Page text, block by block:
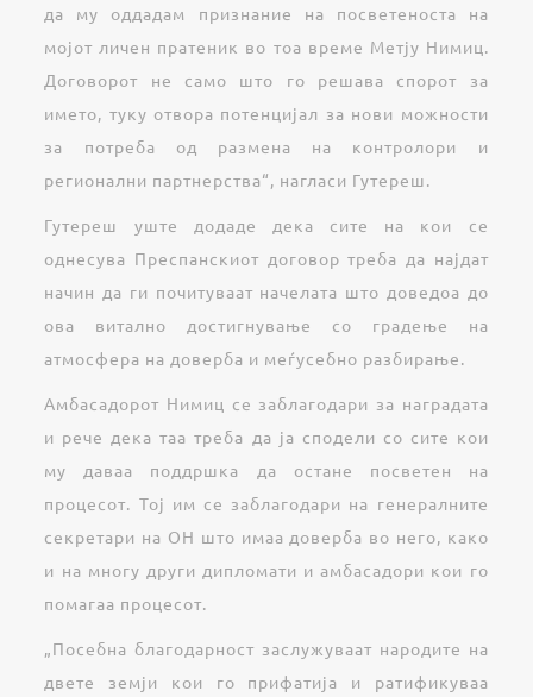
да му оддадам признание на посветеноста на
мојот личен пратеник во тоа време Метју Нимиц.
Договорот не само што го решава спорот за
името, туку отвора потенцијал за нови можности
за потреба од размена на контролори и
регионални партнерства“, нагласи Гутереш.
Гутереш уште додаде дека сите на кои се
однесува Преспанскиот договор треба да најдат
начин да ги почитуваат начелата што доведоа до
ова витално достигнување со градење на
атмосфера на доверба и меѓусебно разбирање.
Амбасадорот Нимиц се заблагодари за наградата
и рече дека таа треба да ја сподели со сите кои
му даваа поддршка да остане посветен на
процесот. Тој им се заблагодари на генералните
секретари на ОН што имаа доверба во него, како
и на многу други дипломати и амбасадори кои го
помагаа процесот.
„Посебна благодарност заслужуваат народите на
двете земји кои го прифатија и ратификуваа